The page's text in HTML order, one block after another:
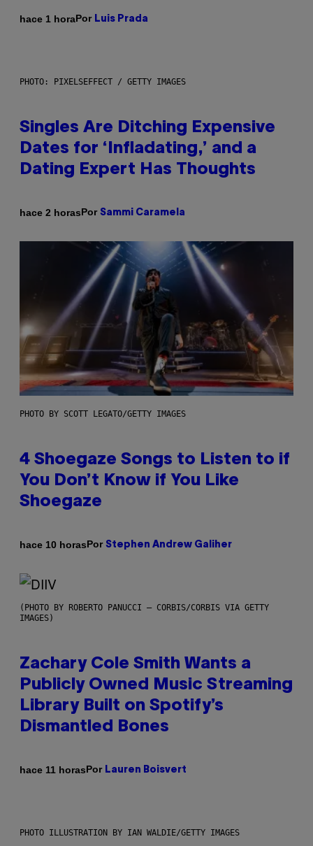
hace 1 horaPor Luis Prada
PHOTO: PIXELSEFFECT / GETTY IMAGES
Singles Are Ditching Expensive
Dates for ‘Infladating,’ and a
Dating Expert Has Thoughts
hace 2 horasPor Sammi Caramela
PHOTO BY SCOTT LEGATO/GETTY IMAGES
4 Shoegaze Songs to Listen to if
You Don’t Know if You Like
Shoegaze
hace 10 horasPor Stephen Andrew Galiher
(PHOTO BY ROBERTO PANUCCI – CORBIS/CORBIS VIA GETTY
IMAGES)
Zachary Cole Smith Wants a
Publicly Owned Music Streaming
Library Built on Spotify’s
Dismantled Bones
hace 11 horasPor Lauren Boisvert
PHOTO ILLUSTRATION BY IAN WALDIE/GETTY IMAGES